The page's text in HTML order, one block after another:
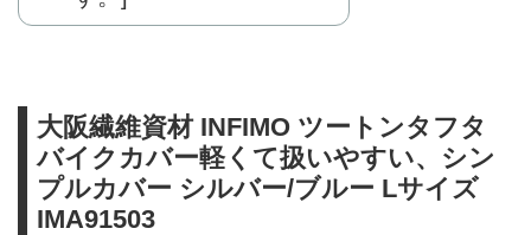
大阪繊維資材 INFIMO ツートンタフタ
バイクカバー軽くて扱いやすい、シン
プルカバー シルバー/ブルー Lサイズ
IMA91503